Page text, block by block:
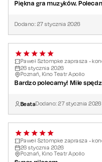
Piękna gra muzyków.
Dodano: 27 stycznia 2026
Paweł Sztompke zaprasza -
26 stycznia 2026
Poznań, Kino Teatr Apollo
Bardzo polecamy! Mile
BeataDodano:27 stycznia 2026
Paweł Sztompke zaprasza -
26 stycznia 2026
Poznań, Kino Teatr Apollo